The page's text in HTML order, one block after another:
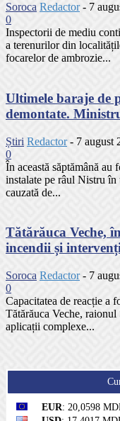
Soroca Redactor - 7
0
Inspectorii de mediu
a terenurilor din
focarelor de ambrozie...
Ultimele baraje de
demontate.
Știri Redactor - 7 august
0
În această săptămână au
instalate pe râul Nistru
cauzată de...
Tătărăuca Veche,
incendii și
Soroca Redactor - 7
0
Capacitatea de reacție a
Tătărăuca Veche,
aplicații complexe...
EUR: 20,0598